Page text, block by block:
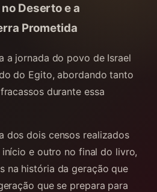
Deserto e a
Prometida
a jornada do povo de Israel
do Egito, abordando tanto
durante essa
dos dois censos realizados
e outro no final do livro,
na história da geração que
que se prepara para